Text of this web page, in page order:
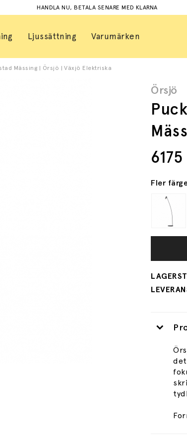
HANDLA NU, BETALA SENARE MED KLARNA
Ljussättning Varumärken
Mässing | Örsjö | Växjö Elektriska
Örsjö
6175
Fler